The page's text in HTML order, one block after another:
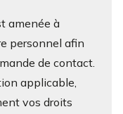
amenée à
personnel afin
de contact.
applicable,
vos droits